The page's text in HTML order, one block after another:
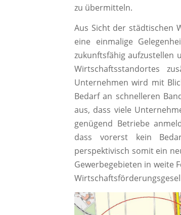
zu übermitteln.
Aus Sicht der städtischen
eine einmalige
zukunftsfähig aufzustellen
Wirtschaftsstandortes
Unternehmen wird mit
Bedarf an schnelleren
aus, dass viele
genügend Betriebe
dass vorerst kein
perspektivisch somit ein
Gewerbegebieten in weite